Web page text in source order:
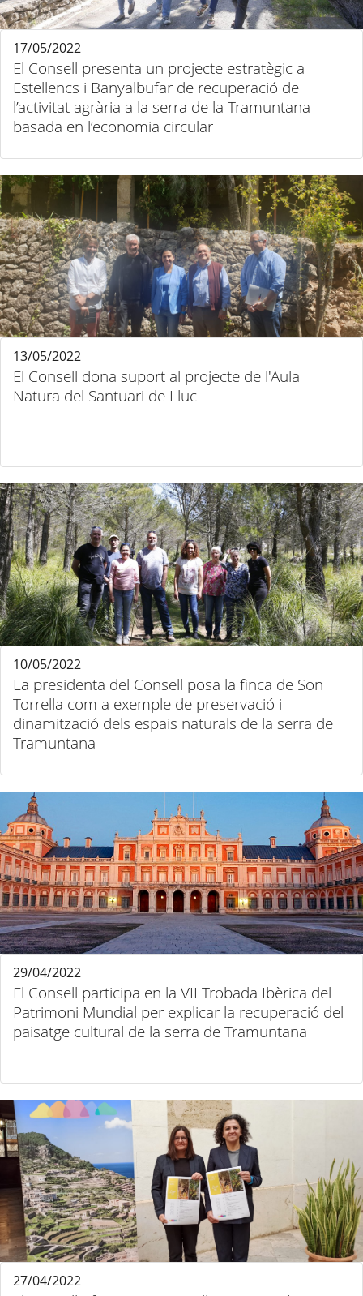
El Consell presenta un projecte estratègic a
Estellencs i Banyalbufar de recuperació de
l’activitat agrària a la serra de la Tramuntana
basada en l’economia circular
17/05/2022
El Consell dona suport al projecte de l'Aula
Natura del Santuari de Lluc
13/05/2022
La presidenta del Consell posa la finca de Son
Torrella com a exemple de preservació i
dinamització dels espais naturals de la serra de
Tramuntana
10/05/2022
El Consell participa en la VII Trobada Ibèrica del
Patrimoni Mundial per explicar la recuperació del
paisatge cultural de la serra de Tramuntana
29/04/2022
27/04/2022